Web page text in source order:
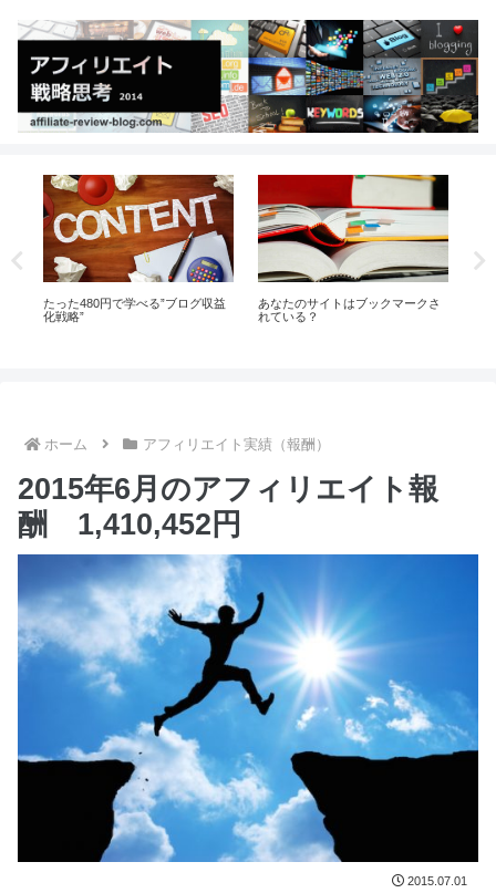
あなたは今日、自分のサイトにど
れほどの価値を加えたでしょう
私がミニサイトを作らない理由
（ワケ）
ホーム アフィリエイト実績（報酬）
2015年6月のアフィリエイト報
酬 1,410,452円
2015.07.01